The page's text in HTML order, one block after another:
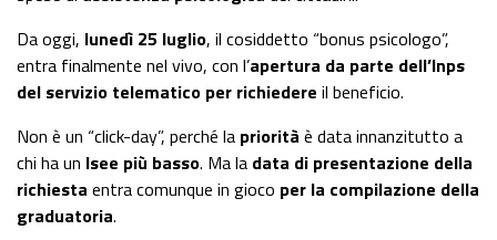
Da oggi, lunedì 25 luglio, il cosiddetto “bonus psicologo”,
entra finalmente nel vivo, con l’apertura da parte dell’Inps
del servizio telematico per richiedere il beneficio.
Non è un “click-day”, perché la priorità è data innanzitutto a
chi ha un Isee più basso. Ma la data di presentazione della
richiesta entra comunque in gioco per la compilazione della
graduatoria.